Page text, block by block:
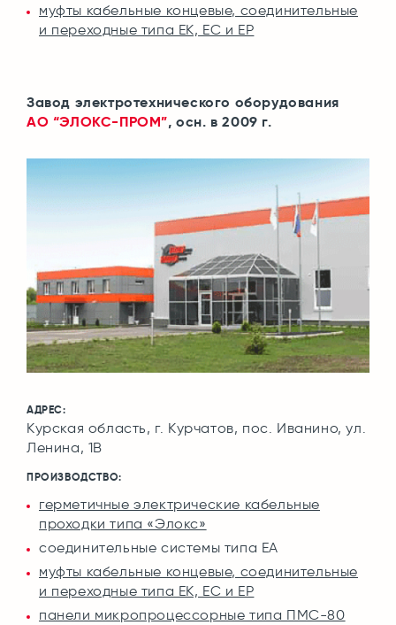
муфты кабельные концевые, соединительные
и переходные типа ЕК, ЕС и ЕР
Завод электротехнического оборудования
АО “ЭЛОКС-ПРОМ”, осн. в 2009 г.
АДРЕС:
Курская область, г. Курчатов, пос. Иванино, ул.
Ленина, 1В
ПРОИЗВОДСТВО:
герметичные электрические кабельные
проходки типа «Элокс»
соединительные системы типа ЕА
муфты кабельные концевые, соединительные
и переходные типа ЕК, ЕС и ЕР
панели микропроцессорные типа ПМС-80